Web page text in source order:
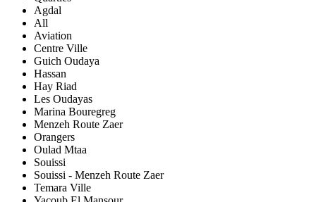
Agdal
All
Aviation
Centre Ville
Guich Oudaya
Hassan
Hay Riad
Les Oudayas
Marina Bouregreg
Menzeh Route Zaer
Orangers
Oulad Mtaa
Souissi
Souissi - Menzeh Route Zaer
Temara Ville